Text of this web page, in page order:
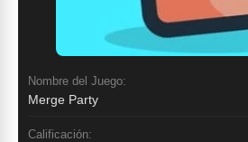
Nombre del Juego:
Merge Party
Calificación: